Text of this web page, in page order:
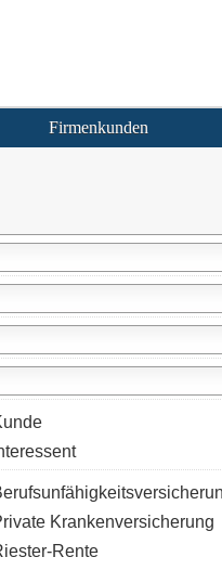
Firmenkunden
Kranken­ver­si­che­rung
Rente